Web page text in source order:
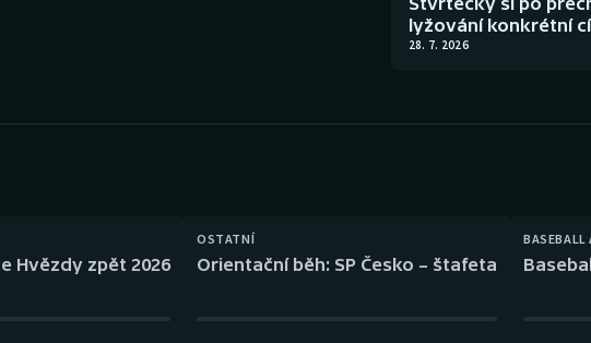
Plážový volejbal
lyžování konkrétní
28. 7. 2026
Hvězdy zpět 2026
OSTATNÍ
Orientační běh: SP Česko – štafeta
BASEBALL